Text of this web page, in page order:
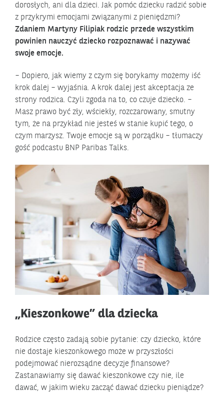
dorosłych, ani dla dzieci. Jak pomóc dziecku radzić sobie
z przykrymi emocjami związanymi z pieniędzmi?
Zdaniem Martyny Filipiak rodzic przede wszystkim
powinien nauczyć dziecko rozpoznawać i nazywać
swoje emocje.
– Dopiero, jak wiemy z czym się borykamy możemy iść
krok dalej – wyjaśnia. A krok dalej jest akceptacja ze
strony rodzica. Czyli zgoda na to, co czuje dziecko. –
Masz prawo być zły, wściekły, rozczarowany, smutny
tym, że na przykład nie jesteś w stanie kupić tego, o
czym marzysz. Twoje emocje są w porządku – tłumaczy
gość podcastu BNP Paribas Talks.
„Kieszonkowe” dla dziecka
Rodzice często zadają sobie pytanie: czy dziecko, które
nie dostaje kieszonkowego może w przyszłości
podejmować nierozsądne decyzje finansowe?
Zastanawiamy się dawać kieszonkowe czy nie, ile
dawać, w jakim wieku zacząć dawać dziecku pieniądze?